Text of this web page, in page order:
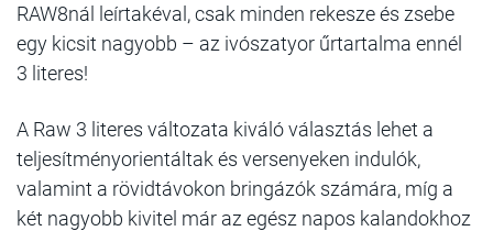
RAW8nál leírtakéval, csak minden rekesze és zsebe
egy kicsit nagyobb – az ivószatyor űrtartalma ennél
3 literes!
A Raw 3 literes változata kiváló választás lehet a
teljesítményorientáltak és versenyeken indulók,
valamint a rövidtávokon bringázók számára, míg a
két nagyobb kivitel már az egész napos kalandokhoz